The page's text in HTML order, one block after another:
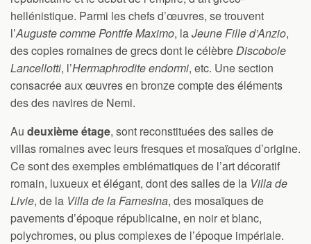
hellénistique. Parmi les chefs d’œuvres, se trouvent
l’Auguste comme Pontife Maximo, laJeune Fille d’Anzio,
des copies romaines de grecs dont le célèbreDiscobole
Lancellotti, l’Hermaphrodite endormi, etc. Une section
consacrée aux œuvres en bronze compte des éléments
des des navires de Nemi.
Au deuxième étage, sont reconstituées des salles de
villas romaines avec leurs fresques et mosaïques d’origine.
Ce sont des exemples emblématiques de l’art décoratif
romain, luxueux et élégant, dont des salles de la Villa de
Livie, de la Villa de la Farnesina, des mosaïques de
pavements d’époque républicaine, en noir et blanc,
polychromes, ou plus complexes de l’époque impériale.